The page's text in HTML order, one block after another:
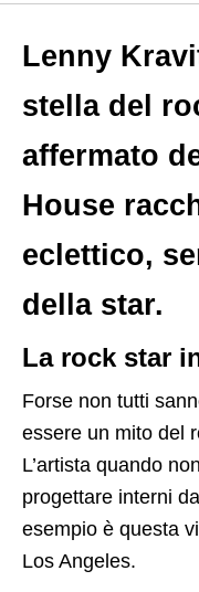
Lenny
stella del
affermato
House
eclettico,
della star.
La rock star
Forse non tutti
essere un mito del
L’artista quando
progettare interni
esempio è questa
Los Angeles.